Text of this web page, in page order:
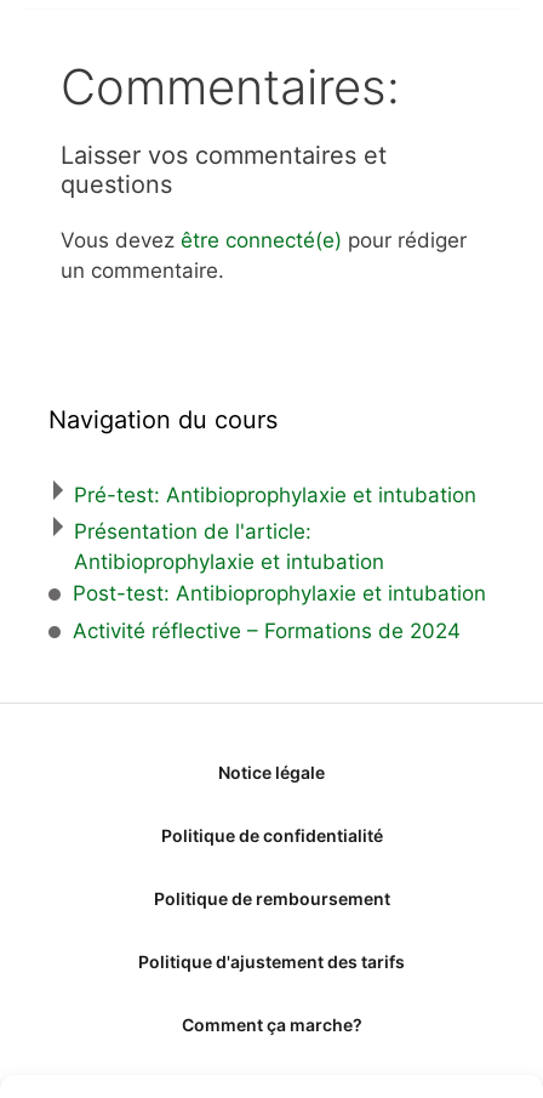
Commentaires:
Laisser vos commentaires et
questions
Vous devez être connecté(e) pour rédiger
un commentaire.
Navigation du cours
Pré-test: Antibioprophylaxie et intubation
Présentation de l'article:
Antibioprophylaxie et intubation
Post-test: Antibioprophylaxie et intubation
Activité réflective – Formations de 2024
Notice légale
Politique de confidentialité
Politique de remboursement
Politique d'ajustement des tarifs
Comment ça marche?